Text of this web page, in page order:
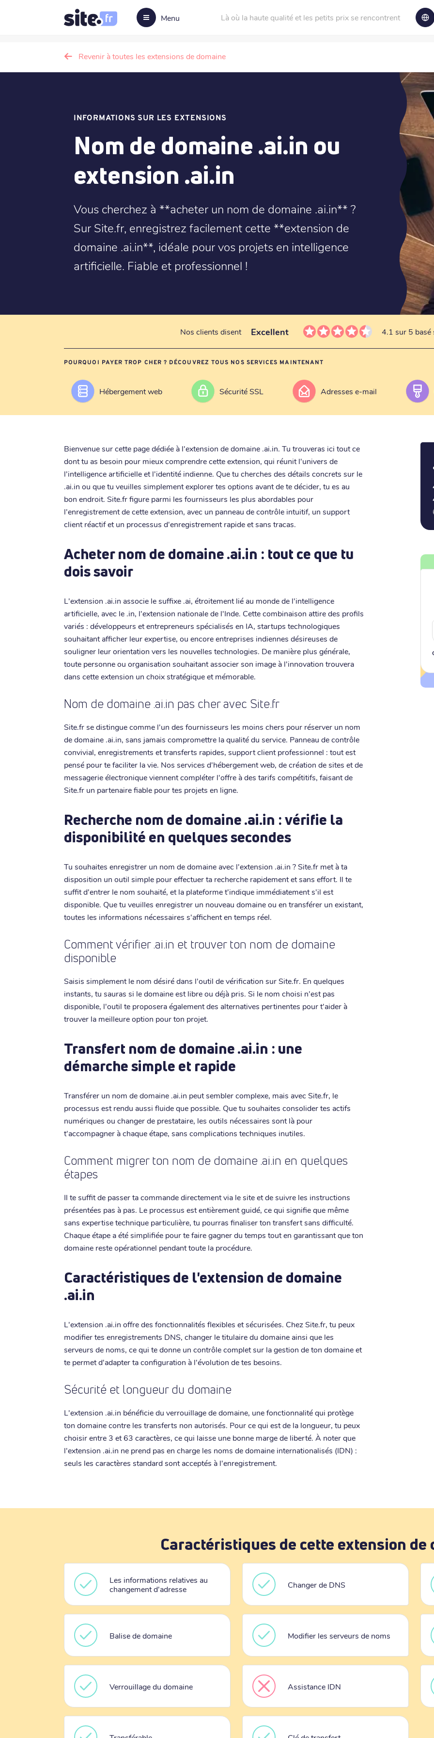
Menu Là où la haute qualité et les petits prix se rencontrent
Revenir à toutes les extensions de domaine
INFORMATIONS SUR LES EXTENSIONS
Nom de domaine .ai.in ou
extension .ai.in
Vous cherchez à **acheter un nom de domaine .ai.in** ?
Sur Site.fr, enregistrez facilement cette **extension de
domaine .ai.in**, idéale pour vos projets en intelligence
artificielle. Fiable et professionnel !
Nos clients disent Excellent 4.1 sur 5 basé
POURQUOI PAYER TROP CHER ? DÉCOUVREZ TOUS NOS SERVICES MAINTENANT
Hébergement web Sécurité SSL Adresses e-mail
Bienvenue sur cette page dédiée à l'extension de domaine .ai.in. Tu trouveras ici tout ce
dont tu as besoin pour mieux comprendre cette extension, qui réunit l'univers de
l'intelligence artificielle et l'identité indienne. Que tu cherches des détails concrets sur le
.ai.in ou que tu veuilles simplement explorer tes options avant de te décider, tu es au
bon endroit. Site.fr figure parmi les fournisseurs les plus abordables pour
l'enregistrement de cette extension, avec un panneau de contrôle intuitif, un support
client réactif et un processus d'enregistrement rapide et sans tracas.
Acheter nom de domaine .ai.in : tout ce que tu
dois savoir
L'extension .ai.in associe le suffixe .ai, étroitement lié au monde de l'intelligence
artificielle, avec le .in, l'extension nationale de l'Inde. Cette combinaison attire des profils
variés : développeurs et entrepreneurs spécialisés en IA, startups technologiques
souhaitant afficher leur expertise, ou encore entreprises indiennes désireuses de
souligner leur orientation vers les nouvelles technologies. De manière plus générale,
toute personne ou organisation souhaitant associer son image à l'innovation trouvera
dans cette extension un choix stratégique et mémorable.
Nom de domaine .ai.in pas cher avec Site.fr
Site.fr se distingue comme l'un des fournisseurs les moins chers pour réserver un nom
de domaine .ai.in, sans jamais compromettre la qualité du service. Panneau de contrôle
convivial, enregistrements et transferts rapides, support client professionnel : tout est
pensé pour te faciliter la vie. Nos services d'hébergement web, de création de sites et de
messagerie électronique viennent compléter l'offre à des tarifs compétitifs, faisant de
Site.fr un partenaire fiable pour tes projets en ligne.
Recherche nom de domaine .ai.in : vérifie la
disponibilité en quelques secondes
Tu souhaites enregistrer un nom de domaine avec l'extension .ai.in ? Site.fr met à ta
disposition un outil simple pour effectuer ta recherche rapidement et sans effort. Il te
suffit d'entrer le nom souhaité, et la plateforme t'indique immédiatement s'il est
disponible. Que tu veuilles enregistrer un nouveau domaine ou en transférer un existant,
toutes les informations nécessaires s'affichent en temps réel.
Comment vérifier .ai.in et trouver ton nom de domaine
disponible
Saisis simplement le nom désiré dans l'outil de vérification sur Site.fr. En quelques
instants, tu sauras si le domaine est libre ou déjà pris. Si le nom choisi n'est pas
disponible, l'outil te proposera également des alternatives pertinentes pour t'aider à
trouver la meilleure option pour ton projet.
Transfert nom de domaine .ai.in : une
démarche simple et rapide
Transférer un nom de domaine .ai.in peut sembler complexe, mais avec Site.fr, le
processus est rendu aussi fluide que possible. Que tu souhaites consolider tes actifs
numériques ou changer de prestataire, les outils nécessaires sont là pour
t'accompagner à chaque étape, sans complications techniques inutiles.
Comment migrer ton nom de domaine .ai.in en quelques
étapes
Il te suffit de passer ta commande directement via le site et de suivre les instructions
présentées pas à pas. Le processus est entièrement guidé, ce qui signifie que même
sans expertise technique particulière, tu pourras finaliser ton transfert sans difficulté.
Chaque étape a été simplifiée pour te faire gagner du temps tout en garantissant que ton
domaine reste opérationnel pendant toute la procédure.
Caractéristiques de l'extension de domaine
.ai.in
L'extension .ai.in offre des fonctionnalités flexibles et sécurisées. Chez Site.fr, tu peux
modifier tes enregistrements DNS, changer le titulaire du domaine ainsi que les
serveurs de noms, ce qui te donne un contrôle complet sur la gestion de ton domaine et
te permet d'adapter ta configuration à l'évolution de tes besoins.
Sécurité et longueur du domaine
L'extension .ai.in bénéficie du verrouillage de domaine, une fonctionnalité qui protège
ton domaine contre les transferts non autorisés. Pour ce qui est de la longueur, tu peux
choisir entre 3 et 63 caractères, ce qui laisse une bonne marge de liberté. À noter que
l'extension .ai.in ne prend pas en charge les noms de domaine internationalisés (IDN) :
seuls les caractères standard sont acceptés à l'enregistrement.
Caractéristiques de cette extension de
Les informations relatives au
changement d'adresse
Changer de DNS
Balise de domaine Modifier les serveurs de noms
Verrouillage du domaine Assistance IDN